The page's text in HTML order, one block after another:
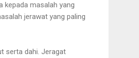
kepada masalah yang
jerawat yang paling
serta dahi. Jeragat